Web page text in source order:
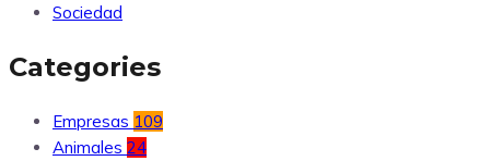
Sociedad
Categories
Empresas 109
Animales 24